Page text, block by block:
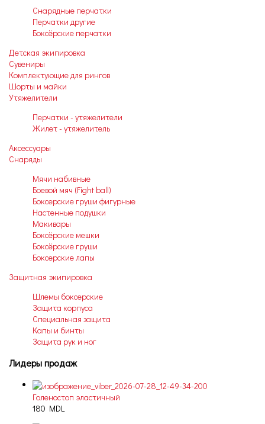
Снарядные перчатки
Перчатки другие
Боксёрские перчатки
Детская экипировка
Сувениры
Комплектующие для рингов
Шорты и майки
Утяжелители
Перчатки - утяжелители
Жилет - утяжелитель
Аксессуары
Снаряды
Мячи набивные
Боевой мяч (Fight ball)
Боксерские груши фигурные
Настенные подушки
Макивары
Боксёрские мешки
Боксёрские груши
Боксерские лапы
Защитная экипировка
Шлемы боксерские
Защита корпуса
Специальная защита
Капы и бинты
Защита рук и ног
Лидеры продаж
Голеностоп эластичный
180 MDL